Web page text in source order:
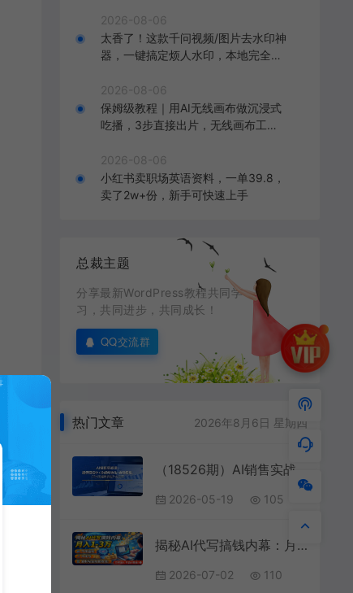
2026-08-06
太香了！这款千问视频/图片去水印神
器，一键搞定烦人水印，本地完全免
2026-08-06
保姆级教程｜用AI无线画布做沉浸式
吃播，3步直接出片，无线画布工作
2026-08-06
小红书卖职场英语资料，一单39.8，
卖了2w+份，新手可快速上手
总裁主题
分享最新WordPress教程共同学
习，共同进步，共同成长！
QQ交流群
热门文章 2026年8月6日 星期四
2026-05-19 105
揭秘AI代写搞钱内幕：月入1-3万，不用露脸不用写，复制粘贴就能收钱！
2026-07-02 110